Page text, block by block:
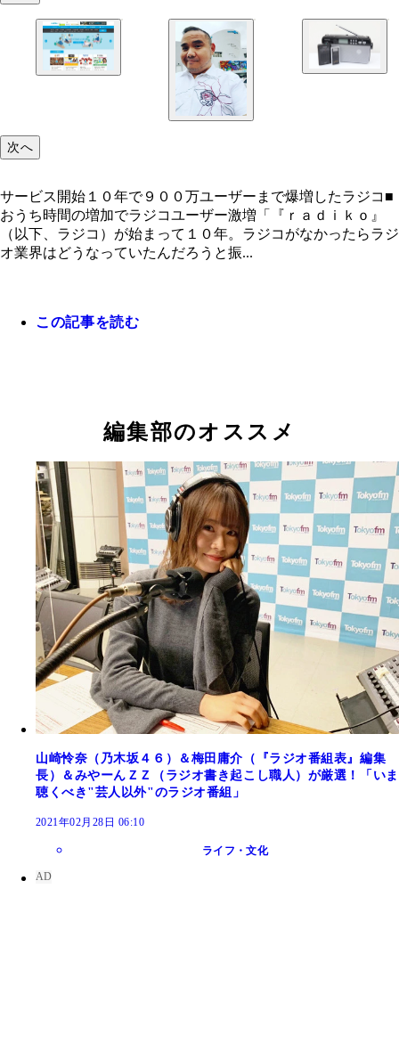
與古田忠氏
次へ
サービス開始１０年で９００万ユーザーまで爆増したラジコ■
おうち時間の増加でラジコユーザー激増「『ｒａｄｉｋｏ』
（以下、ラジコ）が始まって１０年。ラジコがなかったらラジ
オ業界はどうなっていたんだろうと振...
この記事を読む
編集部のオススメ
山崎怜奈（乃木坂４６）＆梅田庸介（『ラジオ番組表』編集
長）＆みやーんＺＺ（ラジオ書き起こし職人）が厳選！「いま
聴くべき"芸人以外"のラジオ番組」
2021年02月28日 06:10
ライフ・文化